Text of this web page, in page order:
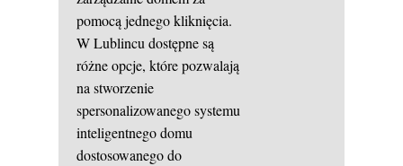
pomocą jednego kliknięcia.
W Lublincu dostępne są
różne opcje, które pozwalają
na stworzenie
spersonalizowanego systemu
inteligentnego domu
dostosowanego do